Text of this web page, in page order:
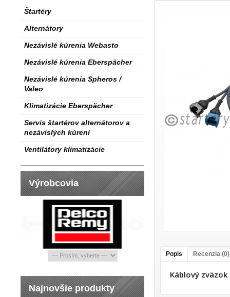
Štartéry
Alternátory
Nezávislé kúrenia Webasto
Nezávislé kúrenia Eberspächer
Nezávislé kúrenia Spheros /
Valeo
Klimatizácie Eberspächer
Servis štartérov alternátorov a
nezávislých kúrení
Ventilátory klimatizácie
Výrobcovia
Najnovšie produkty
Popis Recenzia (0)
Káblový